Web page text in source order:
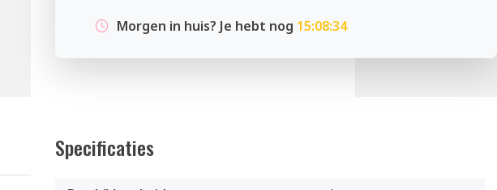
Morgen in huis? Je hebt nog 15:08:34
Specificaties